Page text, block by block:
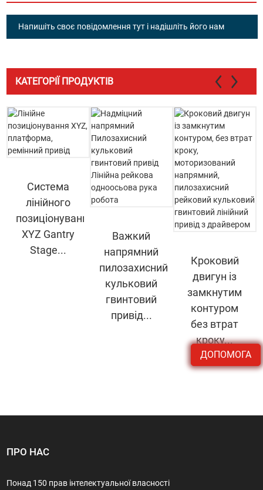
ДОПОМОГА
Напишіть своє повідомлення тут і надішліть його нам
КАТЕГОРІЇ ПРОДУКТІВ
Система
лінійного
позиціонування
XYZ Gantry
Stage...
Важкий
напрямний
пилозахисний
кульковий
гвинтовий
привід...
Кроковий
двигун із
замкнутим
контуром
без втрат
кроку...
ПРО НАС
Понад 150 прав інтелектуальної власності